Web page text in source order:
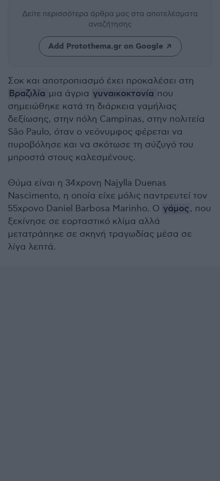
Δείτε περισσότερα άρθρα μας στα αποτελέσματα
αναζήτησης
Add Protothema.gr on Google
Σοκ και αποτροπιασμό έχει προκαλέσει στη
Βραζιλία μια άγρια γυναικοκτονία που
σημειώθηκε κατά τη διάρκεια γαμήλιας
δεξίωσης, στην πόλη Campinas, στην πολιτεία
São Paulo, όταν ο νεόνυμφος φέρεται να
πυροβόλησε και να σκότωσε τη σύζυγό του
μπροστά στους καλεσμένους.
Θύμα είναι η 34χρονη Najylla Duenas
Nascimento, η οποία είχε μόλις παντρευτεί τον
55χρονο Daniel Barbosa Marinho. Ο γάμος, που
ξεκίνησε σε εορταστικό κλίμα αλλά
μετατράπηκε σε σκηνή τραγωδίας μέσα σε
λίγα λεπτά.